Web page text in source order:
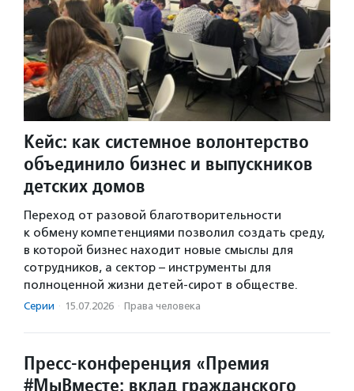
Кейс: как системное волонтерство
объединило бизнес и выпускников
детских домов
Переход от разовой благотворительности
к обмену компетенциями позволил создать среду,
в которой бизнес находит новые смыслы для
сотрудников, а сектор – инструменты для
полноценной жизни детей-сирот в обществе.
Серии · 15.07.2026 · Права человека
Пресс-конференция «Премия
#МыВместе: вклад гражданского